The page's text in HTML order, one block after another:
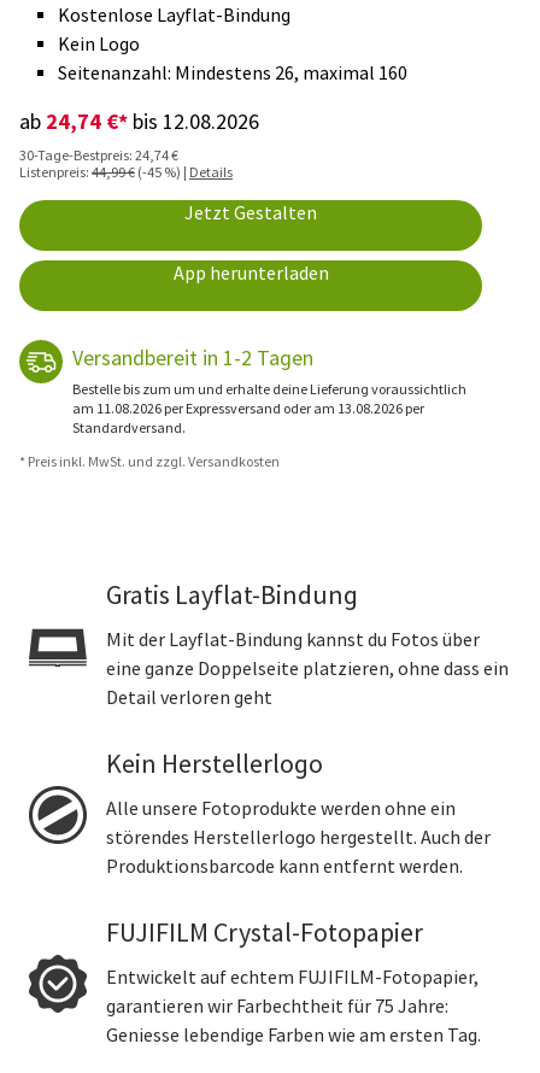
Kostenlose Layflat-Bindung
Kein Logo
Seitenanzahl: Mindestens 26, maximal 160
ab 24,74 €* bis 12.08.2026
30-Tage-Bestpreis: 24,74 €
Listenpreis:44,99 €(-45 %) | Details
Jetzt Gestalten
App herunterladen
Versandbereit in 1-2 Tagen
Bestelle bis zum um und erhalte deine Lieferung voraussichtlich
am 11.08.2026 per Expressversand oder am 13.08.2026 per
Standardversand.
* Preis inkl. MwSt. und zzgl. Versandkosten
Gratis Layflat-Bindung
Mit der Layflat-Bindung kannst du Fotos über
eine ganze Doppelseite platzieren, ohne dass ein
Detail verloren geht
Kein Herstellerlogo
Alle unsere Fotoprodukte werden ohne ein
störendes Herstellerlogo hergestellt. Auch der
Produktionsbarcode kann entfernt werden.
FUJIFILM Crystal-Fotopapier
Entwickelt auf echtem FUJIFILM-Fotopapier,
garantieren wir Farbechtheit für 75 Jahre:
Geniesse lebendige Farben wie am ersten Tag.